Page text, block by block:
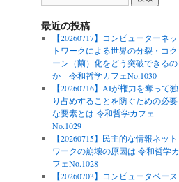
最近の投稿
【20260717】コンピューターネッ
トワークによる世界の分裂・コク
ーン（繭）化をどう突破できるの
か 令和哲学カフェNo.1030
【20260716】AIが権力を奪って独
り占めすることを防ぐための必要
な要素とは 令和哲学カフェ
No.1029
【20260715】民主的な情報ネット
ワークの崩壊の原因は 令和哲学カ
フェNo.1028
【20260703】コンピュータベース